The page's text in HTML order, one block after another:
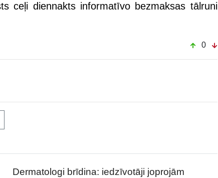
ceļi diennakts informatīvo bezmaksas tālruni
0
Dermatologi brīdina: iedzīvotāji joprojām